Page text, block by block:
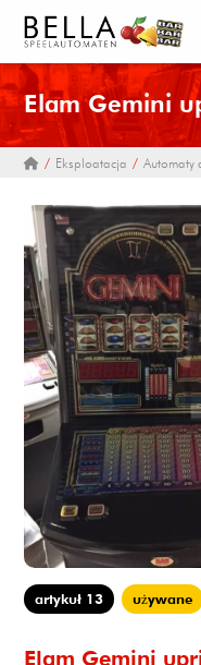
Elam Gemini
Eksploatacja Automaty
Elam Gemini
artykuł 13 używane